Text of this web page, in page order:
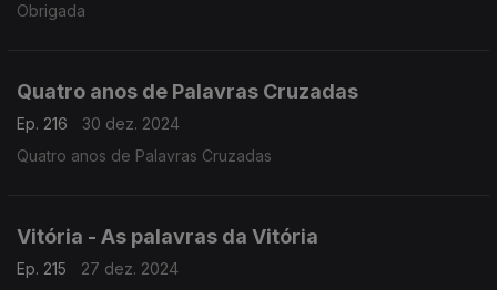
Obrigada
Quatro anos de Palavras Cruzadas
Ep. 216
30 dez. 2024
Quatro anos de Palavras Cruzadas
Vitória - As palavras da Vitória
Ep. 215
27 dez. 2024